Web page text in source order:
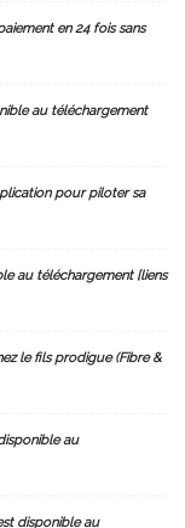
en 24 fois sans
au téléchargement
pour piloter sa
au téléchargement [liens
le fils prodigue (Fibre &
disponible au
est disponible au